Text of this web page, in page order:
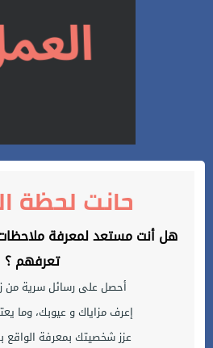
حانت لحظة
هل أنت مستعد لمعرفة
تعرفهم ؟
أحصل على رسائل سرية من
إعرف مزاياك و عيوبك، وما
عزز شخصيتك بمعرفة الواقع